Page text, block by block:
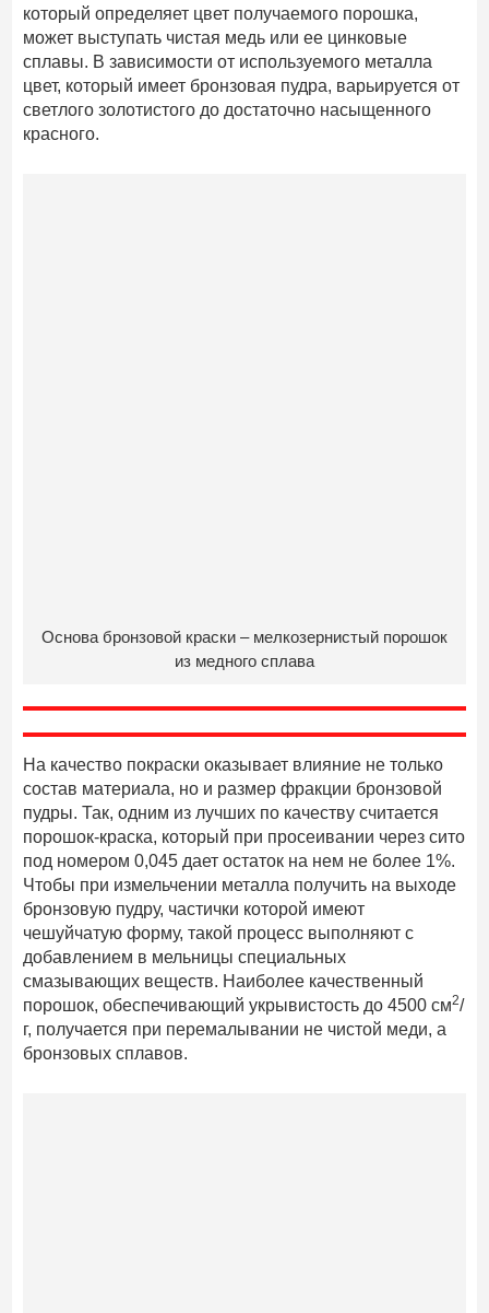
который определяет цвет получаемого порошка,
может выступать чистая медь или ее цинковые
сплавы. В зависимости от используемого металла
цвет, который имеет бронзовая пудра, варьируется от
светлого золотистого до достаточно насыщенного
красного.
Основа бронзовой краски – мелкозернистый порошок
из медного сплава
На качество покраски оказывает влияние не только
состав материала, но и размер фракции бронзовой
пудры. Так, одним из лучших по качеству считается
порошок-краска, который при просеивании через сито
под номером 0,045 дает остаток на нем не более 1%.
Чтобы при измельчении металла получить на выходе
бронзовую пудру, частички которой имеют
чешуйчатую форму, такой процесс выполняют с
добавлением в мельницы специальных
смазывающих веществ. Наиболее качественный
порошок, обеспечивающий укрывистость до 4500 см2/
г, получается при перемалывании не чистой меди, а
бронзовых сплавов.